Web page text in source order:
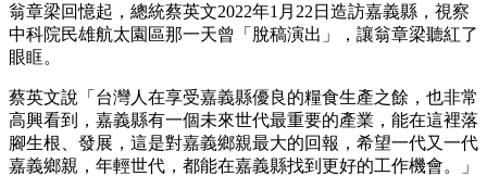
翁章梁回憶起，總統蔡英文2022年1月22日造訪嘉義縣，視察
中科院民雄航太園區那一天曾「脫稿演出」，讓翁章梁聽紅了
眼眶。
蔡英文說「台灣人在享受嘉義縣優良的糧食生產之餘，也非常
高興看到，嘉義縣有一個未來世代最重要的產業，能在這裡落
腳生根、發展，這是對嘉義鄉親最大的回報，希望一代又一代
嘉義鄉親，年輕世代，都能在嘉義縣找到更好的工作機會。」